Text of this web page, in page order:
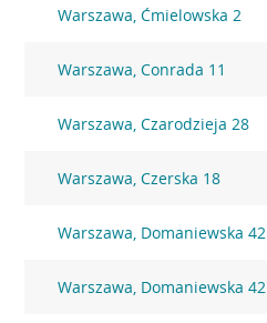
Warszawa, Ćmielowska 2
Warszawa, Conrada 11
Warszawa, Czarodzieja 28
Warszawa, Czerska 18
Warszawa, Domaniewska 42
Warszawa, Domaniewska 42